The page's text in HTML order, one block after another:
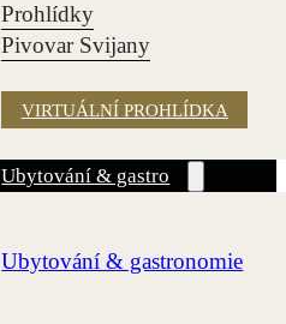
Prohlídky
Pivovar Svijany
VIRTUÁLNÍ PROHLÍDKA
Ubytování & gastro
Ubytování & gastronomie